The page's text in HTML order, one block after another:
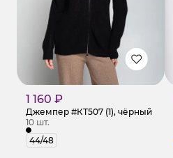
1 160 ₽
Джемпер #КТ507 (1), чёрный
10 шт.
44/48